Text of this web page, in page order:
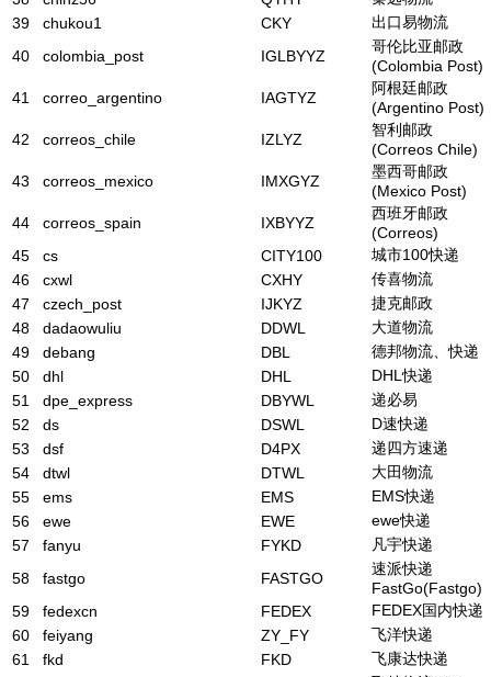
39
chukou1 CKY
出口易物流
40
colombia_post IGLBYYZ
哥伦比亚邮政
(Colombia Post)
41
correo_argentino IAGTYZ
阿根廷邮政
(Argentino Post)
42
correos_chile IZLYZ
智利邮政
(Correos Chile)
43
correos_mexico IMXGYZ
墨西哥邮政
(Mexico Post)
44
correos_spain IXBYYZ
西班牙邮政
(Correos)
45
cs CITY100
城市100快递
46
cxwl CXHY
传喜物流
47
czech_post IJKYZ
捷克邮政
48
dadaowuliu DDWL
大道物流
49
debang DBL
德邦物流、快递
50
dhl DHL
DHL快递
51
dpe_express DBYWL
递必易
52
ds DSWL
D速快递
53
dsf D4PX
递四方速递
54
dtwl DTWL
大田物流
55
ems EMS
EMS快递
56
ewe EWE
ewe快递
57
fanyu FYKD
凡宇快递
58
fastgo FASTGO
速派快递
FastGo(Fastgo)
59
fedexcn FEDEX
FEDEX国内快递
60
feiyang ZY_FY
飞洋快递
61
fkd FKD
飞康达快递